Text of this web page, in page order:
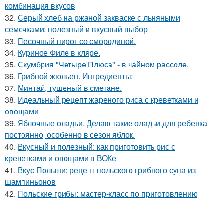
комбинация вкусов
32. Серый хлеб на ржаной закваске с льняными
семечками: полезный и вкусный выбор
33. Песочный пирог со смородиной.
34. Куриное Филе в кляре.
35. Скумбрия "Четыре Плюса" - в чайном рассоле.
36. Грибной жюльен. Ингредиенты:
37. Минтай, тушеный в сметане.
38. Идеальный рецепт жареного риса с креветками и
овощами
39. Яблочные оладьи. Делаю такие оладьи для ребенка
постоянно, особенно в сезон яблок.
40. Вкусный и полезный: как приготовить рис с
креветками и овощами в ВОКе
41. Вкус Польши: рецепт польского грибного супа из
шампиньонов
42. Польские грибы: мастер-класс по приготовлению